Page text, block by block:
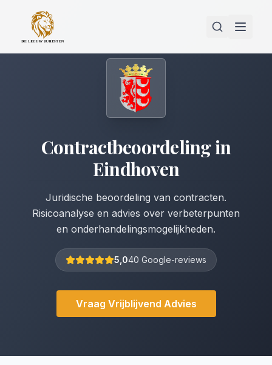
Contractbeoordelingin
Eindhoven
Juridische beoordeling van contracten.
Risicoanalyse en advies over verbeterpunten
en onderhandelingsmogelijkheden.
5,040 Google-reviews
Vraag Vrijblijvend Advies